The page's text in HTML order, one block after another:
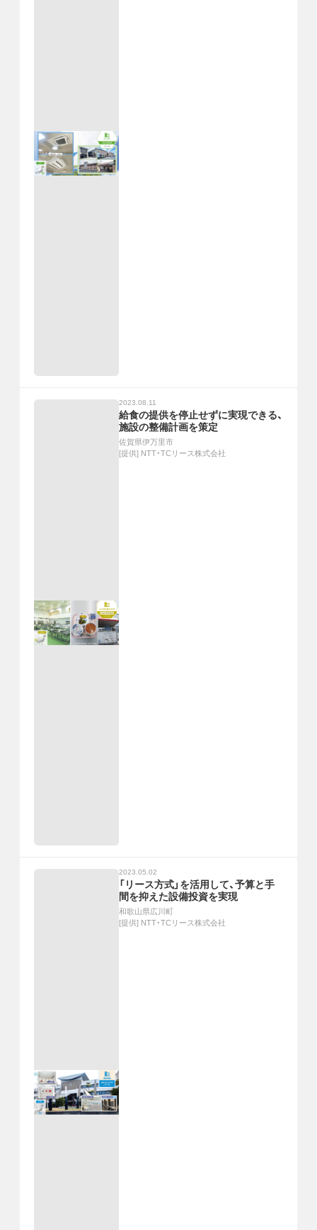
2023.08.11
給食の提供を停止せずに実現できる、
施設の整備計画を策定
佐賀県伊万里市
[提供] NTT・TCリース株式会社
2023.05.02
「リース方式」を活用して、予算と手
間を抑えた設備投資を実現
和歌山県広川町
[提供] NTT・TCリース株式会社